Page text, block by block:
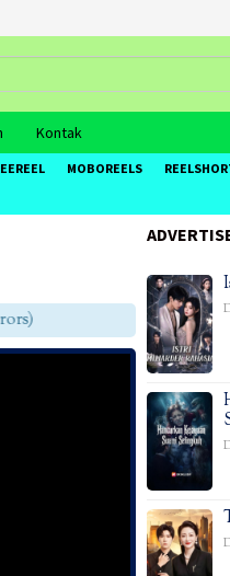
Kontak
MOBOREELS